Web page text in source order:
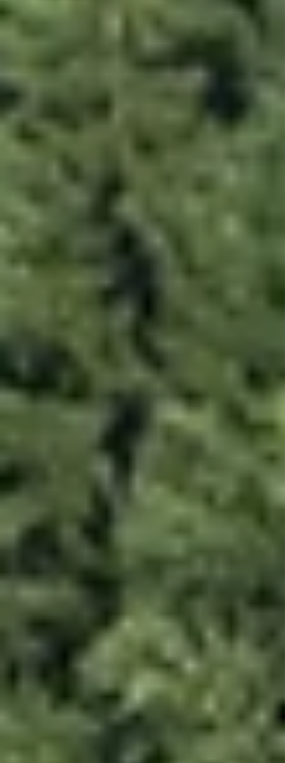
officiel du Père Noël, découvrez dans ce guide
complet tout ce qu'il faut savoir pour préparer
votre voyage à Rovaniemi.